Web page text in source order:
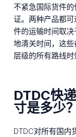
不紧急国际货件
证。两种产品都
件的运输时间取
地清关时间，这
层级的所有路线时
DTDC快
寸是多少？
DTDC对所有国内